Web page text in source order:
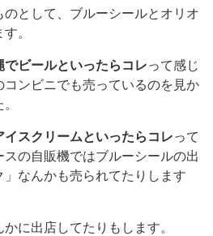
として、ブルーシールとオリオ
。
ビールといったらコレって感じ
ンビニでも売っているのを見か
スクリームといったらコレって
の自販機ではブルーシールの出
」なんかも売られてたりします
に出店してたりもします。